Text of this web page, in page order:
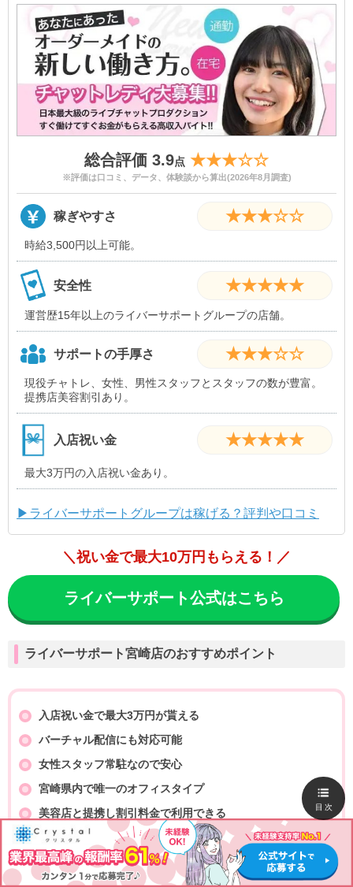
総合評価 3.9点 ★★★☆☆
※評価は口コミ、データ、体験談から算出(2026年8月調査)
稼ぎやすさ ★★★☆☆
時給3,500円以上可能。
安全性 ★★★★★
運営歴15年以上のライバーサポートグループの店舗。
サポートの手厚さ ★★★☆☆
現役チャトレ、女性、男性スタッフとスタッフの数が豊富。
提携店美容割引あり。
入店祝い金 ★★★★★
最大3万円の入店祝い金あり。
▶ライバーサポートグループは稼げる？評判や口コミ
＼祝い金で最大10万円もらえる！／
ライバーサポート公式はこちら
ライバーサポート宮崎店のおすすめポイント
入店祝い金で最大3万円が貰える
バーチャル配信にも対応可能
女性スタッフ常駐なので安心
宮崎県内で唯一のオフィスタイプ
美容店と提携し割引料金で利用できる
ライバーサポート宮崎店は、女性スタッフ常駐なので安心
目次